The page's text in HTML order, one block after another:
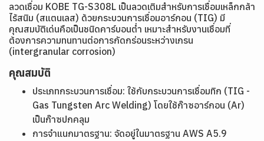
ลวดเชื่อม KOBE TG-S308L เป็นลวดเติมสำหรับการเชื่อมเหล็กกล้า
ไร้สนิม (สแตนเลส) ด้วยกระบวนการเชื่อมอาร์กอน (TIG) มี
คุณสมบัติเด่นคือเป็นชนิดคาร์บอนต่ำ เหมาะสำหรับงานเชื่อมที่
ต้องการความทนทานต่อการกัดกร่อนระหว่างเกรน
(intergranular corrosion)
คุณสมบัติ
ประเภทกระบวนการเชื่อม: ใช้กับกระบวนการเชื่อมทิก (TIG -
Gas Tungsten Arc Welding) โดยใช้ก๊าซอาร์กอน (Ar)
เป็นก๊าซปกคลุม
การจำแนกมาตรฐาน: จัดอยู่ในมาตรฐาน AWS A5.9